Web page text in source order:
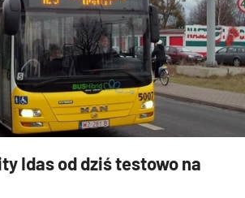
Idas od dziś testowo na